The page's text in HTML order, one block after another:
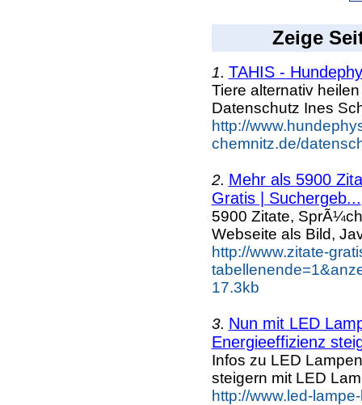
Zeige
1. TAHIS -
Tiere alternativ
Datenschutz Ines
http://
chemnitz.de/
2. Mehr als 5900
Gratis | Suchergeb...
5900 Zitate,
Webseite als Bild,
http://www.zitate-
17.3kb
3. Nun mit LED
Energieeffizienz
Infos zu LED
steigern mit LED
http://www.led-